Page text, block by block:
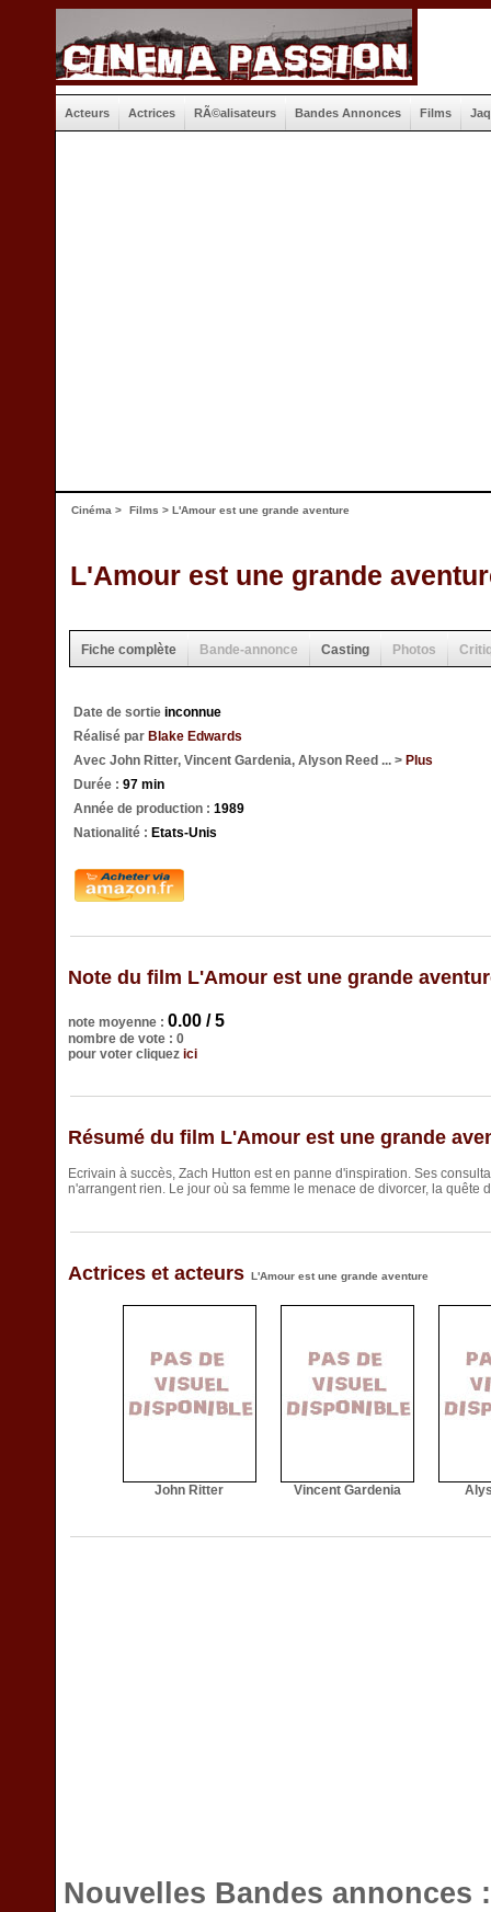
Acteurs Actrices RÃ©alisateurs Bandes Annonces Films
Cinéma > Films > L'Amour est une grande aventure
L'Amour est une grande
Fiche complète Bande-annonce Casting Photos
Date de sortie inconnue
Réalisé par Blake Edwards
Avec John Ritter, Vincent Gardenia, Alyson Reed ... > Plus
Durée : 97 min
Année de production : 1989
Nationalité : Etats-Unis
Note du film L'Amour est une grande
note moyenne : 0.00 / 5
nombre de vote : 0
pour voter cliquez ici
Résumé du film L'Amour est une grande
Ecrivain à succès, Zach Hutton est en panne d'inspiration. Ses
n'arrangent rien. Le jour où sa femme le menace de divorcer, la quête
Actrices et acteurs L'Amour est une grande aventure
John Ritter Vincent Gardenia
Nouvelles Bandes annonces